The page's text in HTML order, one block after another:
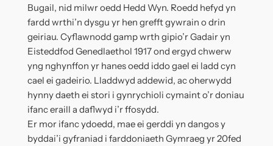
Bugail, nid milwr oedd Hedd Wyn. Roedd hefyd yn
fardd wrthi’n dysgu yr hen grefft gywrain o drin
geiriau. Cyflawnodd gamp wrth gipio’r Gadair yn
Eisteddfod Genedlaethol 1917 ond ergyd chwerw
yng nghynffon yr hanes oedd iddo gael ei ladd cyn
cael ei gadeirio. Lladdwyd addewid, ac oherwydd
hynny daeth ei stori i gynrychioli cymaint o’r doniau
ifanc eraill a daflwyd i’r ffosydd.
Er mor ifanc ydoedd, mae ei gerddi yn dangos y
byddai’i gyfraniad i farddoniaeth Gymraeg yr 20fed